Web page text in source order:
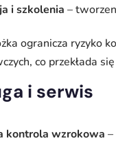
i szkolenia –
ogranicza ryzyko
co przekłada
i serwis
kontrola wzrokowa